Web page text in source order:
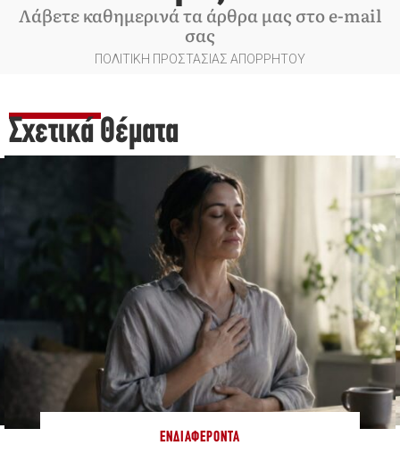
Λάβετε καθημερινά τα άρθρα μας στο e-mail
σας
ΠΟΛΙΤΙΚΗ ΠΡΟΣΤΑΣΙΑΣ ΑΠΟΡΡΗΤΟΥ
Σχετικά Θέματα
ΕΝΔΙΑΦΈΡΟΝΤΑ